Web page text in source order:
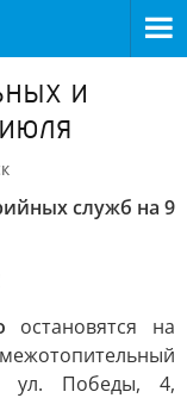
и
служб на 9
остановятся на
ул. Победы, 4,